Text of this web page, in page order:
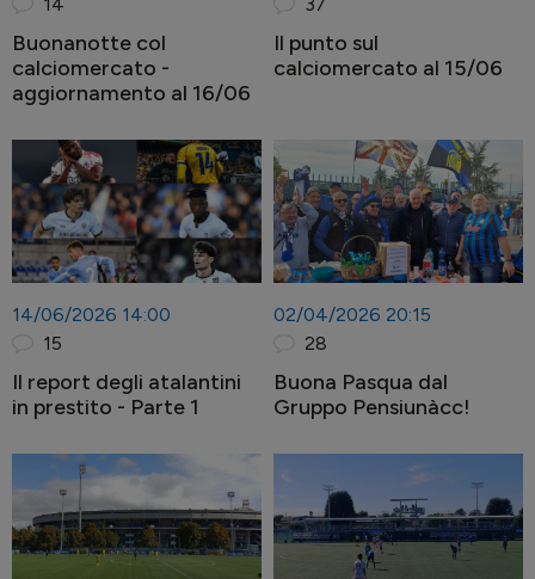
Buonanotte col
calciomercato -
aggiornamento al 16/06
Il punto sul
calciomercato al 15/06
14/06/2026 14:00
15
Il report degli atalantini
in prestito - Parte 1
02/04/2026 20:15
28
Buona Pasqua dal
Gruppo Pensiunàcc!